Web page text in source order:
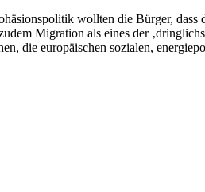
wollten die Bürger, dass
Migration als eines der
die europäischen sozialen,